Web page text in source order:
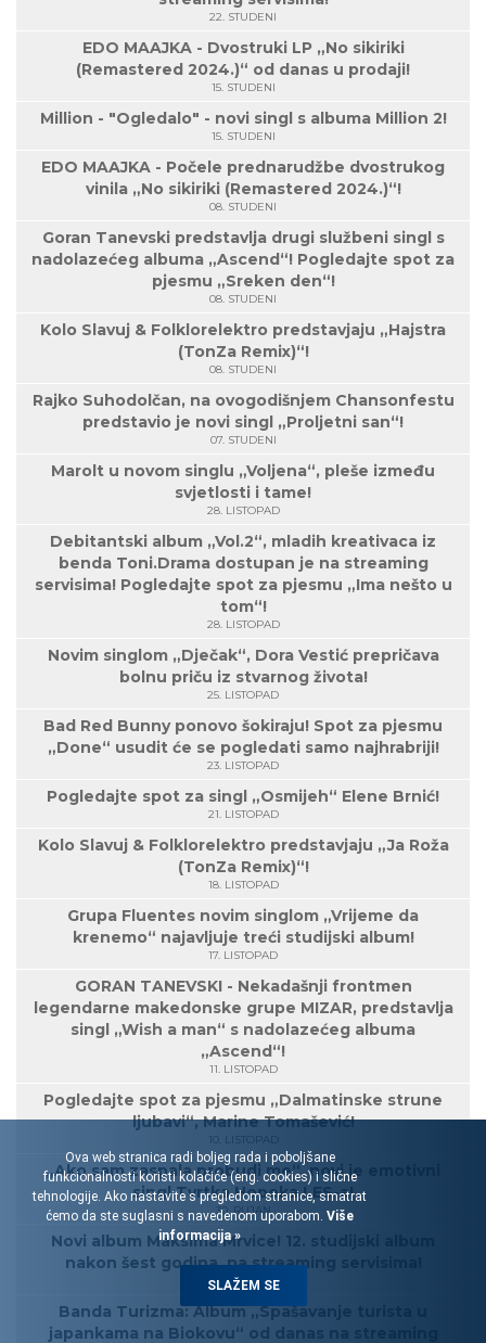
22. STUDENI
EDO MAAJKA - Dvostruki LP „No sikiriki
(Remastered 2024.)“ od danas u prodaji!
15. STUDENI
Million - "Ogledalo" - novi singl s albuma Million 2!
15. STUDENI
EDO MAAJKA - Počele prednarudžbe dvostrukog
vinila „No sikiriki (Remastered 2024.)“!
08. STUDENI
Goran Tanevski predstavlja drugi službeni singl s
nadolazećeg albuma „Ascend“! Pogledajte spot za
pjesmu „Sreken den“!
08. STUDENI
Kolo Slavuj & Folklorelektro predstavjaju „Hajstra
(TonZa Remix)“!
08. STUDENI
Rajko Suhodolčan, na ovogodišnjem Chansonfestu
predstavio je novi singl „Proljetni san“!
07. STUDENI
Marolt u novom singlu „Voljena“, pleše između
svjetlosti i tame!
28. LISTOPAD
Debitantski album „Vol.2“, mladih kreativaca iz
benda Toni.Drama dostupan je na streaming
servisima! Pogledajte spot za pjesmu „Ima nešto u
tom“!
28. LISTOPAD
Novim singlom „Dječak“, Dora Vestić prepričava
bolnu priču iz stvarnog života!
25. LISTOPAD
Bad Red Bunny ponovo šokiraju! Spot za pjesmu
„Done“ usudit će se pogledati samo najhrabriji!
23. LISTOPAD
Pogledajte spot za singl „Osmijeh“ Elene Brnić!
21. LISTOPAD
Kolo Slavuj & Folklorelektro predstavjaju „Ja Roža
(TonZa Remix)“!
18. LISTOPAD
Grupa Fluentes novim singlom „Vrijeme da
krenemo“ najavljuje treći studijski album!
17. LISTOPAD
GORAN TANEVSKI - Nekadašnji frontmen
legendarne makedonske grupe MIZAR, predstavlja
singl „Wish a man“ s nadolazećeg albuma
„Ascend“!
11. LISTOPAD
Pogledajte spot za pjesmu „Dalmatinske strune
ljubavi“, Marine Tomašević!
10. LISTOPAD
„Ako sam zaspala probudi me“, novi je emotivni
singl Tvrtka Hopeka LES-a!
30. RUJAN
Novi album Maksima Mrvice! 12. studijski album
nakon šest godina, na streaming servisima!
27. RUJAN
Banda Turizma: Album „Spašavanje turista u
japankama na Biokovu“ od danas na streaming
Ova web stranica radi boljeg rada i poboljšane
funkcionalnosti koristi kolačiće (eng. cookies) i slične
tehnologije. Ako nastavite s pregledom stranice, smatrat
ćemo da ste suglasni s navedenom uporabom. Više
informacija »
SLAŽEM SE